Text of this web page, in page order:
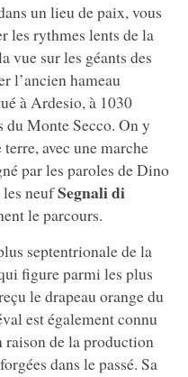
un lieu de paix, vous
les rythmes lents de la
vue sur les géants des
l’ancien hameau
à Ardesio, à 1030
du Monte Secco. On y
avec une marche
par les paroles de Dino
neufSegnali di
le parcours.
septentrionale de la
figure parmi les plus
le drapeau orange du
est également connu
raison de la production
dans le passé. Sa